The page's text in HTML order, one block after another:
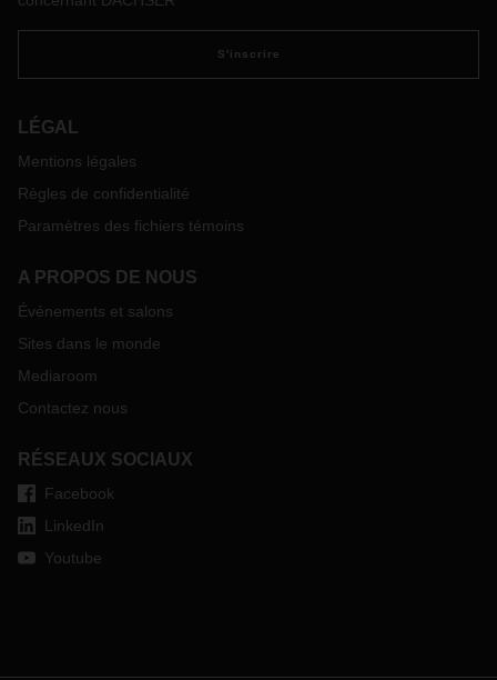
S'inscrire
LÉGAL
Mentions légales
Règles de confidentialité
Paramètres des fichiers témoins
A PROPOS DE NOUS
Événements et salons
Sites dans le monde
Mediaroom
Contactez nous
RÉSEAUX SOCIAUX
Facebook
LinkedIn
Youtube